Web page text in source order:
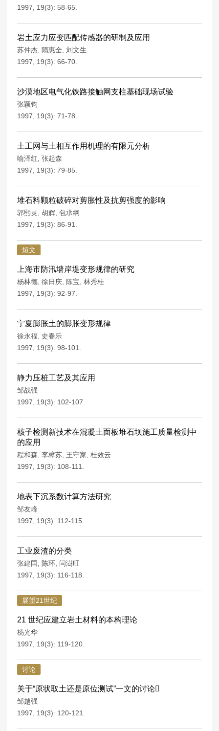
1997, 19(3): 58-65.
岩土应力应变匹配传感器的研制及应用
苏仲杰 隋惠全 刘文生
1997, 19(3): 66-70.
沙漠地区电气化铁路接触网支柱基础现场试验
张颖钧
1997, 19(3): 71-78.
土工网与土相互作用机理的有限元分析
喻泽红 张起森
1997, 19(3): 79-85.
堆石料颗粒破碎对剪胀性及抗剪强度的影响
郭熙灵 胡辉 包承纲
1997, 19(3): 86-91.
短文
上海市防汛墙岸堤变形规律的研究
杨林德 徐日庆 陈宝 林秀桂
1997, 19(3): 92-97.
宁夏膨胀土的膨胀变形规律
徐永福
史春乐
1997, 19(3): 98-101.
静力压桩工艺及其应用
邹战强
1997, 19(3): 102-107.
核子检测新技术在混凝土面板堆石坝施工质量检测中
的应用
程和森 李樟苏 王守家 杜效云
1997, 19(3): 108-111.
地表下沉系数计算方法研究
邹友峰
1997, 19(3): 112-115.
工业废渣的分类
张建国 陈环 闫澍旺
1997, 19(3): 116-118.
展望21世纪
21 世纪应建立岩土材料的本构理论
杨光华
1997, 19(3): 119-120.
讨论
关于“原状取土还是原位测试”一文的讨论
邹越强
1997, 19(3): 120-121.